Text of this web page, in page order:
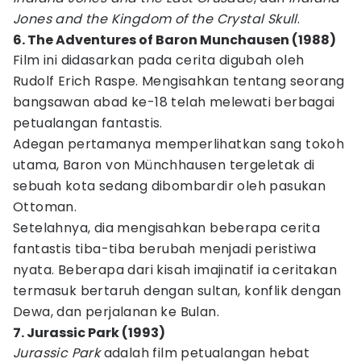
Jones and the Kingdom of the Crystal Skull.
6. The Adventures of Baron Munchausen (1988)
Film ini didasarkan pada cerita digubah oleh
Rudolf Erich Raspe. Mengisahkan tentang seorang
bangsawan abad ke-18 telah melewati berbagai
petualangan fantastis.
Adegan pertamanya memperlihatkan sang tokoh
utama, Baron von Münchhausen tergeletak di
sebuah kota sedang dibombardir oleh pasukan
Ottoman.
Setelahnya, dia mengisahkan beberapa cerita
fantastis tiba-tiba berubah menjadi peristiwa
nyata. Beberapa dari kisah imajinatif ia ceritakan
termasuk bertaruh dengan sultan, konflik dengan
Dewa, dan perjalanan ke Bulan.
7. Jurassic Park (1993)
Jurassic Parkadalah film petualangan hebat